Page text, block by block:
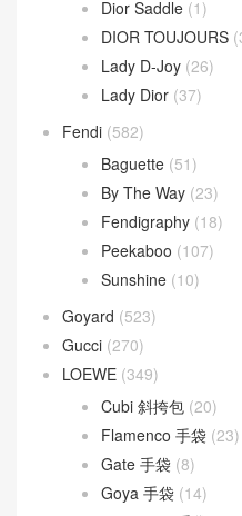
Dior
(508)
30 Montaigne(9)
Dior Bobby (4)
Dior Book Tote
Dior Caro
Dior Groove(1)
Dior Saddle(1)
DIOR TOUJOURS
Lady D-Joy(26)
Lady Dior (37)
Fendi(582)
Baguette
By The Way
Fendigraphy (18)
Peekaboo (107)
Sunshine(10)
Goyard(523)